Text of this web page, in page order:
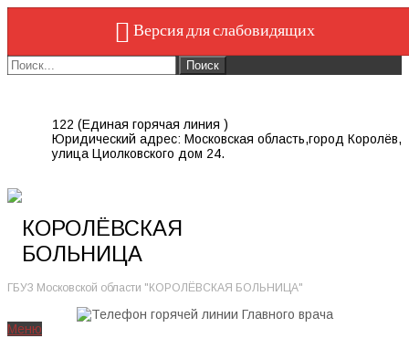
Версия для слабовидящих
122 (Единая горячая линия )
Юридический адрес: Московская область,город Королёв,
улица Циолковского дом 24.
КОРОЛЁВСКАЯ
БОЛЬНИЦА
ГБУЗ Московской области "КОРОЛЁВСКАЯ БОЛЬНИЦА"
Меню